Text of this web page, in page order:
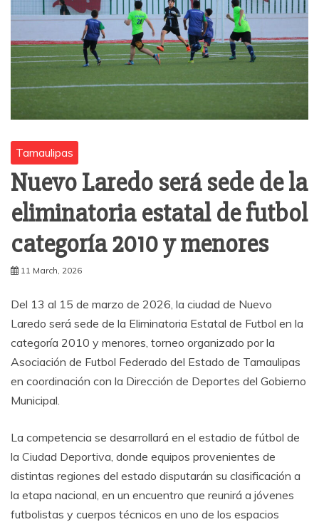
Tamaulipas
Nuevo Laredo será sede de la
eliminatoria estatal de futbol
categoría 2010 y menores
11 March, 2026
Del 13 al 15 de marzo de 2026, la ciudad de Nuevo
Laredo será sede de la Eliminatoria Estatal de Futbol en la
categoría 2010 y menores, torneo organizado por la
Asociación de Futbol Federado del Estado de Tamaulipas
en coordinación con la Dirección de Deportes del Gobierno
Municipal.
La competencia se desarrollará en el estadio de fútbol de
la Ciudad Deportiva, donde equipos provenientes de
distintas regiones del estado disputarán su clasificación a
la etapa nacional, en un encuentro que reunirá a jóvenes
futbolistas y cuerpos técnicos en uno de los espacios